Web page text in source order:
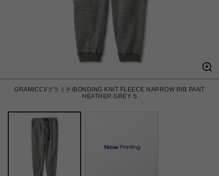
GRAMICCI/グラミチ/BONDING KNIT FLEECE NARROW RIB PANT
HEATHER GREY S